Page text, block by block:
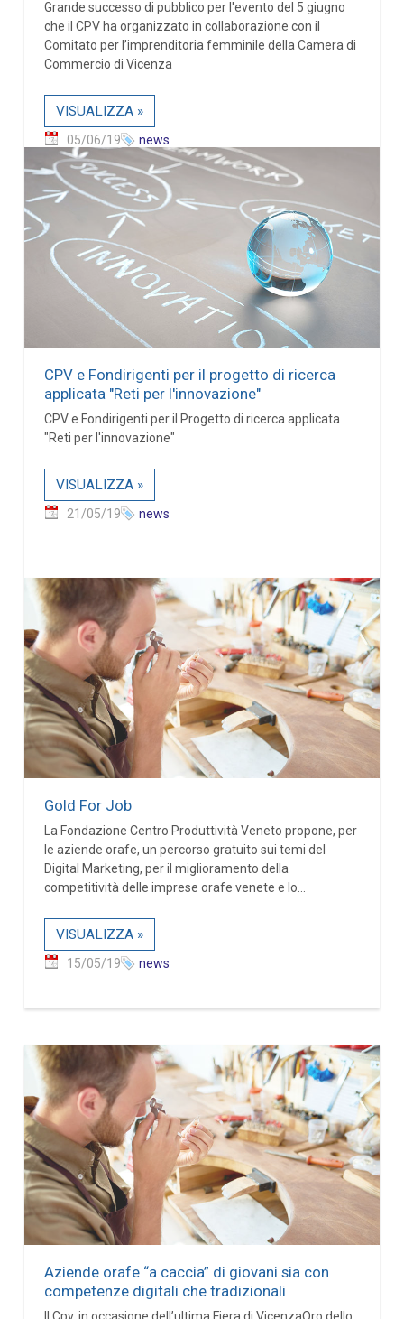
Grande successo di pubblico per l'evento del 5 giugno
che il CPV ha organizzato in collaborazione con il
Comitato per l’imprenditoria femminile della Camera di
Commercio di Vicenza
VISUALIZZA »
05/06/19 news
CPV e Fondirigenti per il progetto di ricerca
applicata "Reti per l'innovazione"
CPV e Fondirigenti per il Progetto di ricerca applicata
"Reti per l'innovazione"
VISUALIZZA »
21/05/19 news
Gold For Job
La Fondazione Centro Produttività Veneto propone, per
le aziende orafe, un percorso gratuito sui temi del
Digital Marketing, per il miglioramento della
competitività delle imprese orafe venete e lo...
VISUALIZZA »
15/05/19 news
Aziende orafe “a caccia” di giovani sia con
competenze digitali che tradizionali